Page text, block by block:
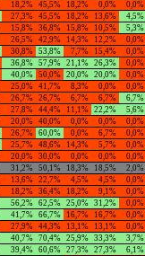
18,2% 45,5% 18,2% 0,0%
0,0%
27,3% 45,5% 18,2% 13,6%
4,5%
15,8% 36,8% 15,8% 10,5%
5,3%
26,5% 42,9% 14,3% 12,2%
0,0%
30,8% 53,8% 7,7% 15,4%
0,0%
36,8% 57,9% 21,1% 26,3%
0,0%
40,0% 50,0% 20,0% 20,0%
0,0%
25,0% 41,7% 8,3% 0,0%
0,0%
26,7% 26,7% 6,7% 6,7%
6,7%
27,8% 44,4% 11,1% 22,2%
5,6%
20,0% 40,0% 0,0% 0,0%
0,0%
26,7% 60,0% 0,0% 6,7%
0,0%
25,7% 48,6% 14,3% 5,7%
0,0%
20,0% 30,0% 0,0% 0,0%
0,0%
31,2% 50,1% 18,3% 18,5%
2,0%
13,6% 22,7% 4,5% 4,5%
0,0%
18,2% 36,4% 18,2% 9,1%
0,0%
56,2% 62,5% 25,0% 31,2%
0,0%
41,7% 66,7% 16,7% 16,7%
0,0%
27,9% 44,3% 13,1% 13,1%
0,0%
40,7% 70,4% 25,9% 33,3%
3,7%
39,4% 60,6% 27,3% 27,3%
6,1%